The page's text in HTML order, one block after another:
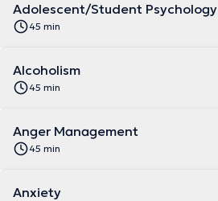
Adolescent/Student Psychology
45 min
Alcoholism
45 min
Anger Management
45 min
Anxiety